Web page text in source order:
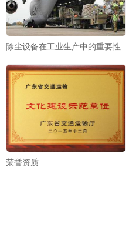
除尘设备在工业生产中的重要性
荣誉资质